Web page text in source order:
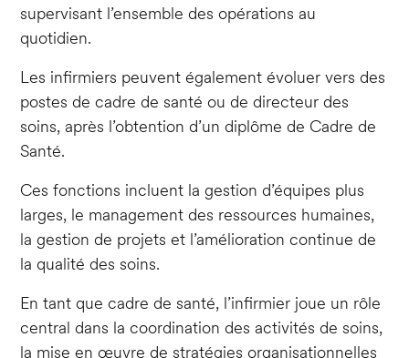
supervisant l’ensemble des opérations au
quotidien.
Les infirmiers peuvent également évoluer vers des
postes de cadre de santé ou de directeur des
soins, après l’obtention d’un diplôme de Cadre de
Santé.
Ces fonctions incluent la gestion d’équipes plus
larges, le management des ressources humaines,
la gestion de projets et l’amélioration continue de
la qualité des soins.
En tant que cadre de santé, l’infirmier joue un rôle
central dans la coordination des activités de soins,
la mise en œuvre de stratégies organisationnelles